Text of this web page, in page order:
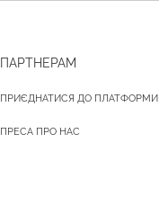
ПАРТНЕРАМ
ПРИЄДНАТИСЯ ДО ПЛАТФОРМИ
ПРЕСА ПРО НАС